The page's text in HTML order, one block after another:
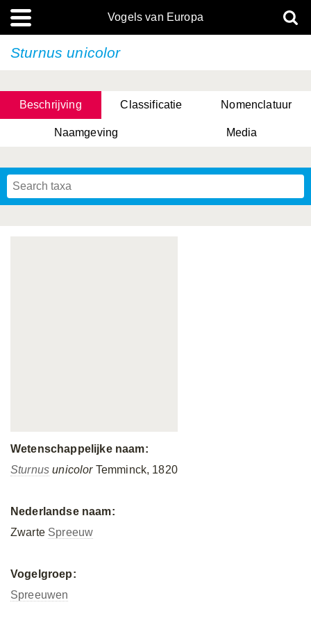
Vogels van Europa
Sturnus unicolor
Beschrijving Classificatie Nomenclatuur
Naamgeving Media
Wetenschappelijke naam:
Sturnus unicolorTemminck, 1820
Nederlandse naam:
Zwarte Spreeuw
Vogelgroep:
Spreeuwen